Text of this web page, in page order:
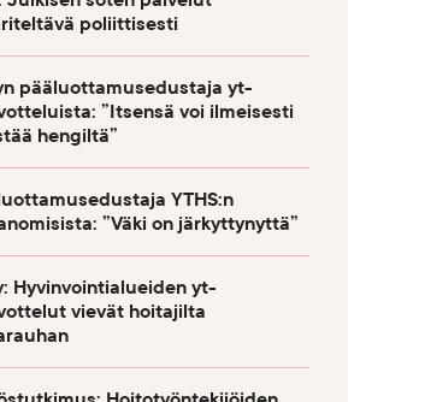
poliittisesti
pääluottamusedustaja yt-
”Itsensä voi ilmeisesti
hengiltä”
YTHS:n
”Väki on järkyttynyttä”
Hyvinvointialueiden yt-
vievät hoitajilta